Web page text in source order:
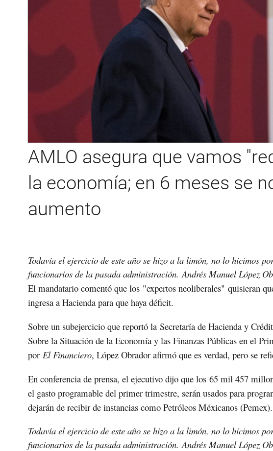
AMLO asegura que vamos
la economía; en 6 meses se
aumento
Todavía el ejercicio de este año se hizo a la limón, no lo hicimos
funcionarios de la pasada administración. Andrés Manuel López
El mandatario comentó que los "expertos neoliberales" quisieran
ingresa a Hacienda para que haya déficit.
Sobre un subejercicio que reportó la Secretaría de Hacienda y
Sobre la Situación de la Economía y las Finanzas Públicas en el
por El Financiero, López Obrador afirmó que es verdad, pero se
En conferencia de prensa, el ejecutivo dijo que los 65 mil 457
el gasto programable del primer trimestre, serán usados para
dejarán de recibir de instancias como Petróleos Méxicanos (Pemex).
Todavía el ejercicio de este año se hizo a la limón, no lo hicimos
funcionarios de la pasada administración. Andrés Manuel López